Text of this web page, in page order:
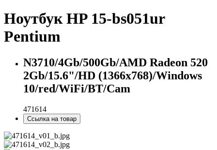
Ноутбук HP 15-bs051ur
Pentium
N3710/4Gb/500Gb/AMD Radeon 520
2Gb/15.6"/HD (1366x768)/Windows
10/red/WiFi/BT/Cam
471614
Ссылка на товар